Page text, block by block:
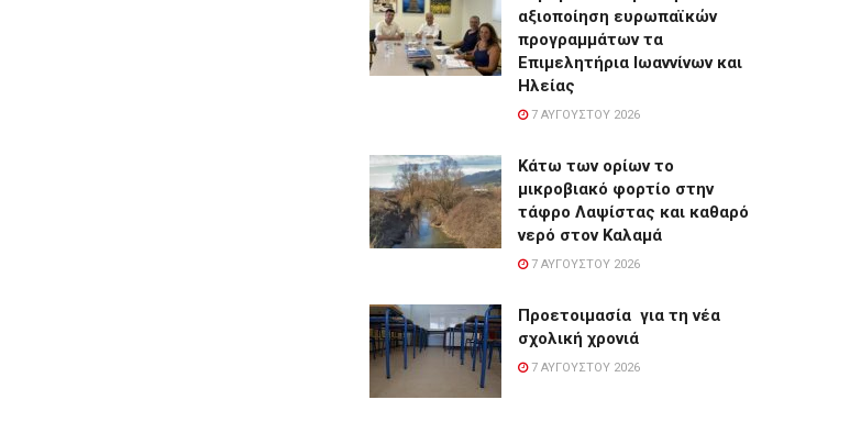
αξιοποίηση ευρωπαϊκών
προγραμμάτων τα
Επιμελητήρια Ιωαννίνων και
Ηλείας
7 ΑΥΓΟΎΣΤΟΥ 2026
Κάτω των ορίων το
μικροβιακό φορτίο στην
τάφρο Λαψίστας και καθαρό
νερό στον Καλαμά
7 ΑΥΓΟΎΣΤΟΥ 2026
Προετοιμασία για τη νέα
σχολική χρονιά
7 ΑΥΓΟΎΣΤΟΥ 2026